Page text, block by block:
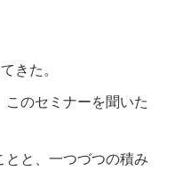
きた。
のセミナーを聞いた
と、一つづつの積み